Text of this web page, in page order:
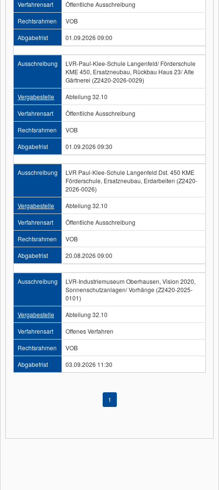
Verfahrensart
Öffentliche Ausschreibung
Rechtsrahmen
VOB
Abgabefrist
01.09.2026 09:00
Ausschreibung
LVR-Paul-Klee-Schule Langenfeld/ Förderschule
KME 450, Ersatzneubau, Rückbau Haus 23/ Alte
Gärtnerei (Z2420-2026-0029)
Vergabestelle
Abteilung 32.10
Verfahrensart
Öffentliche Ausschreibung
Rechtsrahmen
VOB
Abgabefrist
01.09.2026 09:30
Ausschreibung
LVR Paul-Klee-Schule Langenfeld Dst. 450 KME
Förderschule, Ersatzneubau, Erdarbeiten (Z2420-
2026-0026)
Vergabestelle
Abteilung 32.10
Verfahrensart
Öffentliche Ausschreibung
Rechtsrahmen
VOB
Abgabefrist
20.08.2026 09:00
Ausschreibung
LVR-Industriemuseum Oberhausen, Vision 2020,
Sonnenschutzanlagen/ Vorhänge (Z2420-2025-
0101)
Vergabestelle
Abteilung 32.10
Verfahrensart
Offenes Verfahren
Rechtsrahmen
VOB
Abgabefrist
03.09.2026 11:30
1